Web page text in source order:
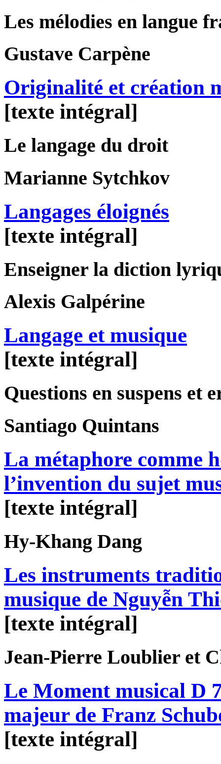
Les mélodies en langue
Gustave Carpène
Originalité et création
[texte intégral]
Le langage du droit
Marianne Sytchkov
Langages éloignés
[texte intégral]
Enseigner la diction
Alexis Galpérine
Langage et musique
[texte intégral]
Questions en suspens et
Santiago Quintans
La métaphore comme
l’invention du sujet
[texte intégral]
Hy-Khang Dang
Les instruments
musique de Nguyễn
[texte intégral]
Jean-Pierre Loublier et
Le Moment musical D
majeur de Franz
[texte intégral]